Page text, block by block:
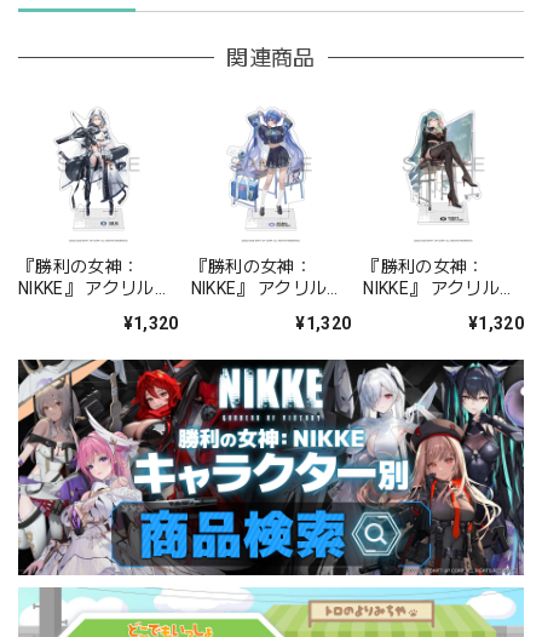
関連商品
『勝利の女神：
NIKKE』 アクリルス
¥1,320
『勝利の女神：
NIKKE』 アクリルス
ォーチュンメイト
¥1,320
『勝利の女神：
NIKKE』 アクリルス
シャープレッスン
¥1,320